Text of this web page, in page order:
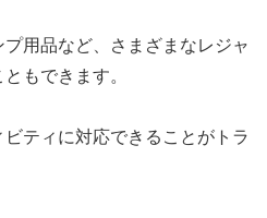
用品など、さまざまなレジャ
もできます。
ティに対応できることがトラ